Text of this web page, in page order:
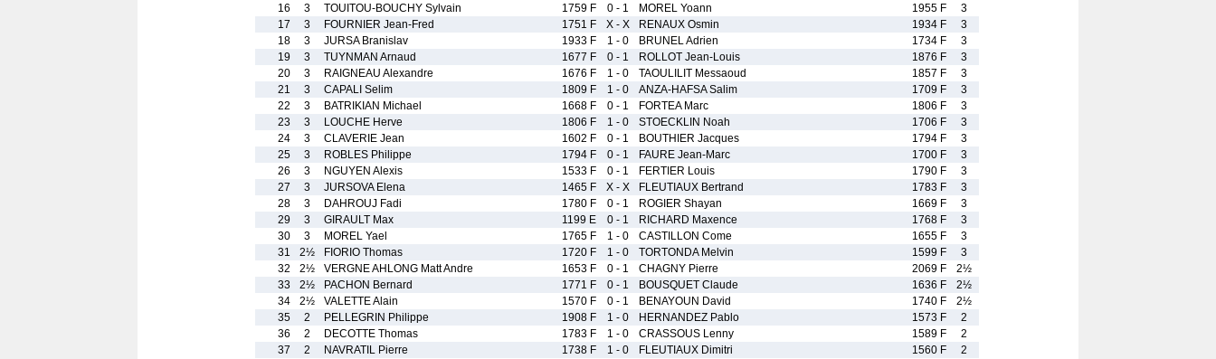
16
3 TOUITOU-BOUCHY Sylvain 1759 F 0 - 1 MOREL Yoann 1955 F
3
17
3 FOURNIER Jean-Fred 1751 F X - X RENAUX Osmin 1934 F
3
18
3 JURSA Branislav 1933 F 1 - 0 BRUNEL Adrien 1734 F
3
19
3 TUYNMAN Arnaud 1677 F 0 - 1 ROLLOT Jean-Louis 1876 F
3
20
3 RAIGNEAU Alexandre 1676 F 1 - 0 TAOULILIT Messaoud 1857 F
3
21
3 CAPALI Selim 1809 F 1 - 0 ANZA-HAFSA Salim 1709 F
3
22
3 BATRIKIAN Michael 1668 F 0 - 1 FORTEA Marc 1806 F
3
23
3 LOUCHE Herve 1806 F 1 - 0 STOECKLIN Noah 1706 F
3
24
3 CLAVERIE Jean 1602 F 0 - 1 BOUTHIER Jacques 1794 F
3
25
3 ROBLES Philippe 1794 F 0 - 1 FAURE Jean-Marc 1700 F
3
26
3 NGUYEN Alexis 1533 F 0 - 1 FERTIER Louis 1790 F
3
27
3 JURSOVA Elena 1465 F X - X FLEUTIAUX Bertrand 1783 F
3
28
3 DAHROUJ Fadi 1780 F 0 - 1 ROGIER Shayan 1669 F
3
29
3 GIRAULT Max 1199 E 0 - 1 RICHARD Maxence 1768 F
3
30
3 MOREL Yael 1765 F 1 - 0 CASTILLON Come 1655 F
3
31
2½ FIORIO Thomas 1720 F 1 - 0 TORTONDA Melvin 1599 F
3
32
2½ VERGNE AHLONG Matt Andre 1653 F 0 - 1 CHAGNY Pierre 2069 F
2½
33
2½ PACHON Bernard 1771 F 0 - 1 BOUSQUET Claude 1636 F
2½
34
2½ VALETTE Alain 1570 F 0 - 1 BENAYOUN David 1740 F
2½
35
2 PELLEGRIN Philippe 1908 F 1 - 0 HERNANDEZ Pablo 1573 F
2
36
2 DECOTTE Thomas 1783 F 1 - 0 CRASSOUS Lenny 1589 F
2
37
2 NAVRATIL Pierre 1738 F 1 - 0 FLEUTIAUX Dimitri 1560 F
2